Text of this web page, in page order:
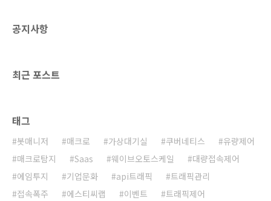
으로 관리할 수 있는 경영 혁신의 대상이다 - [관
낸다는 것입니다. 그리고 이렇..
공지사항
최근 포스트
태그
봇매니저 매크로 가상대기실 쿠버네티스
유량제어
매크로탐지
Saas 웨이브오토스케일
대량접속제어
에임투지
기업문화 api트래픽
트래픽관리
접속폭주
에스티씨랩 이벤트
트래픽제어